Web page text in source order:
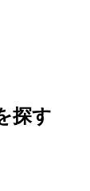
探す